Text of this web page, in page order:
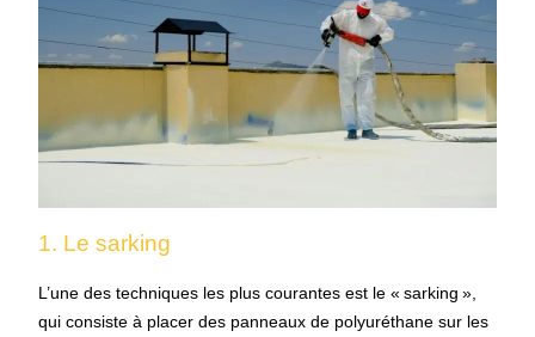
1. Le sarking
L’une des techniques les plus courantes est le « sarking »,
qui consiste à placer des panneaux de polyuréthane sur les